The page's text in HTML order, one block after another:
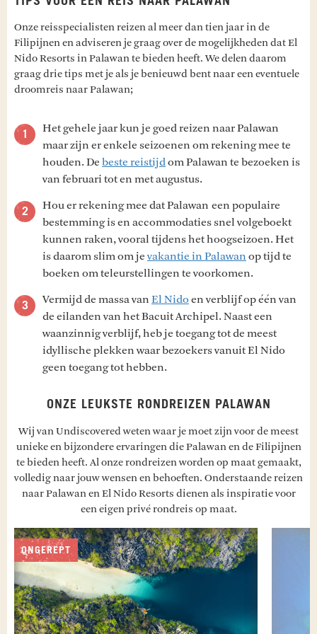
Onze reisspecialisten reizen al meer dan tien jaar in de
Filipijnen en adviseren je graag over de mogelijkheden dat El
Nido Resorts in Palawan te bieden heeft. We delen daarom
graag drie tips met je als je benieuwd bent naar een eventuele
droomreis naar Palawan;
Het gehele jaar kun je goed reizen naar Palawan
maar zijn er enkele seizoenen om rekening mee te
houden. De beste reistijdom Palawan te bezoeken is
van februari tot en met augustus.
Hou er rekening mee dat Palawan een populaire
bestemming is en accommodaties snel volgeboekt
kunnen raken, vooral tijdens het hoogseizoen. Het
is daarom slim om je vakantie in Palawan op tijd te
boeken om teleurstellingen te voorkomen.
Vermijd de massa van El Nidoen verblijf op één van
de eilanden van het Bacuit Archipel. Naast een
waanzinnig verblijf, heb je toegang tot de meest
idyllische plekken waar bezoekers vanuit El Nido
geen toegang tot hebben.
ONZE LEUKSTE RONDREIZEN PALAWAN
Wij van Undiscovered weten waar je moet zijn voor de meest
unieke en bijzondere ervaringen die Palawan en de Filipijnen
te bieden heeft. Al onze rondreizen worden op maat gemaakt,
volledig naar jouw wensen en behoeften. Onderstaande reizen
naar Palawan en El Nido Resorts dienen als inspiratie voor
een eigen privé rondreis op maat.
ONGEREPT